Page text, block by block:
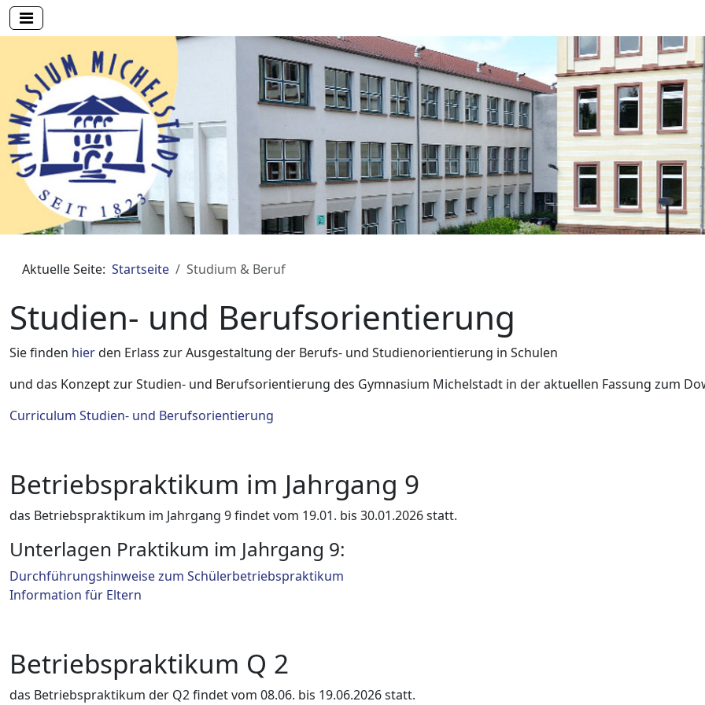
Aktuelle Seite: Startseite Studium & Beruf
Studien- und Berufsorientierung
Sie finden hierden Erlass zur Ausgestaltung der Berufs- und Studienorientierung in Schulen
und das Konzept zur Studien- und Berufsorientierung des Gymnasium Michelstadt in der aktuellen Fassung zum
Curriculum Studien- und Berufsorientierung
Betriebspraktikum im Jahrgang 9
das Betriebspraktikum im Jahrgang 9 findet vom 19.01. bis 30.01.2026 statt.
Unterlagen Praktikum im Jahrgang 9:
Durchführungshinweise zum Schülerbetriebspraktikum
Information für Eltern
Betriebspraktikum Q 2
das Betriebspraktikum der Q2 findet vom 08.06. bis 19.06.2026 statt.